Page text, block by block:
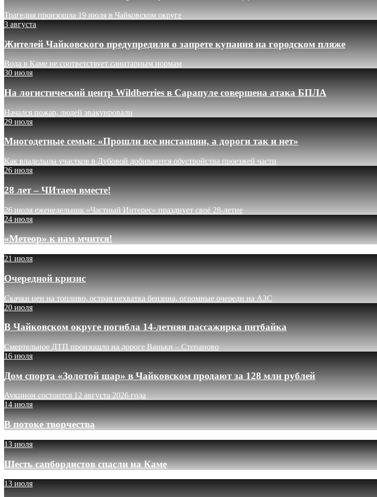
Трагедия произошла 19 июля в Чайковском округе
3 августа
Жителей Чайковского предупредили о запрете купания на городском пляже
Вода в Каме не соответствует санитарным нормам
30 июля
На логистический центр Wildberries в Сарапуле совершена атака БПЛА
Начался пожар, людей эвакуировали
29 июля
Многодетные семьи: «Прошли все инстанции, а дороги так и нет»
Как владельцы участков в Дубовой добиваются обустройства проезжей части
26 июля
28 лет – ЧИтаем вместе!
26 июля еженедельник «Частный Интерес» празднует своё 28-летие
24 июля
«Метеор» к нам мчится!
21 июля
Очередной кризис
Скачки цен на топливо, острая нехватка бензина, огромные очереди на АЗС
20 июля
В Чайковском округе погибла 14-летняя пассажирка питбайка
Смертельное ДТП произошло на дороге Ваньки – Степаново
16 июля
Дом спорта «Золотой шар» в Чайковском продают за 128 млн рублей
Аукцион состоится 12 августа 2026 года
14 июля
В потоке творчества
13 июля
Шесть сапбордистов спасли на Каме
13 июля